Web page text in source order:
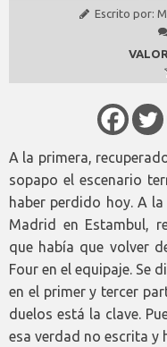
Escrito por:
A la primera,
sopapo el escenario
haber perdido hoy. A
Madrid en Estambul,
que había que volver
Four en el equipaje. Se
en el primer y tercer
duelos está la clave.
esa verdad no escrita y